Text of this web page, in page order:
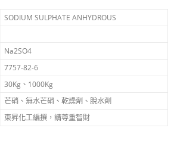
SODIUM SULPHATE ANHYDROUS
Na2SO4
7757-82-6
30Kg、1000Kg
芒硝、無水芒硝、乾燥劑、脫水劑
東昇化工編撰，請尊重智財